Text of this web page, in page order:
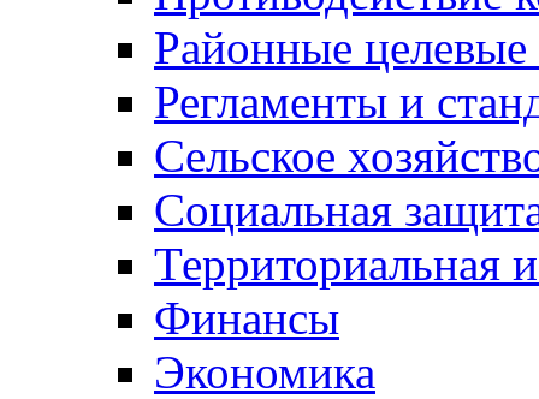
Районные
Регламенты и
Сельское
Социальная
Территориальная
Финансы
Экономика